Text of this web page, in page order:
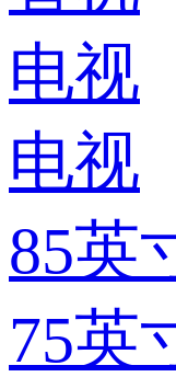
电视
电视
85英
75英